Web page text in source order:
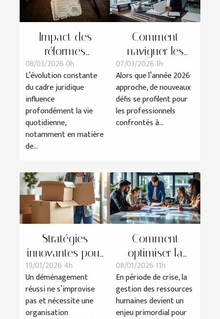
Impact des
réformes
récentes sur les
procédures de
divorce
08/03/2026 0h
L’évolution constante
du cadre juridique
influence
profondément la vie
quotidienne,
notamment en matière
de...
Comment
naviguer les
changements
légaux des
contrats de
travail en 2026 ?
07/03/2026 1h
Alors que l’année 2026
approche, de nouveaux
défis se profilent pour
les professionnels
confrontés à...
Stratégies
innovantes pour
un
déménagement
efficace et sans
tracas
19/01/2026 4h
Un déménagement
réussi ne s’improvise
pas et nécessite une
organisation
Comment
optimiser la
gestion des
ressources
humaines en
période de crise
08/01/2026 11h
En période de crise, la
gestion des ressources
humaines devient un
enjeu primordial pour